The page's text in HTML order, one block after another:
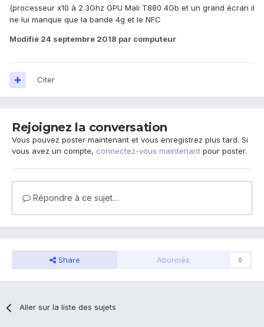
(processeur x10 à 2.3Ghz GPU Mali T880 4Gb et un grand écran il
ne lui manque que la bande 4g et le NFC
Modifié 24 septembre 2018 par computeur
Citer
Rejoignez la conversation
Vous pouvez poster maintenant et vous enregistrez plus tard. Si
vous avez un compte, connectez-vous maintenant pour poster.
Répondre à ce sujet…
Share Abonnés 0
Aller sur la liste des sujets